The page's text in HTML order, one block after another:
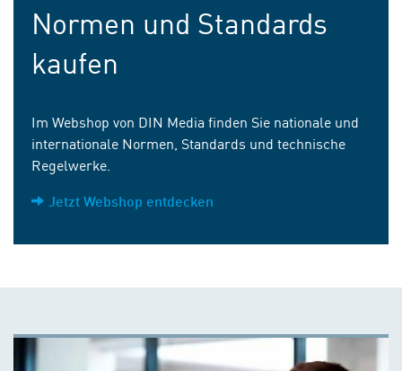
Normen und Standards
kaufen
Im Webshop von DIN Media finden Sie nationale und
internationale Normen, Standards und technische
Regelwerke.
Jetzt Webshop entdecken